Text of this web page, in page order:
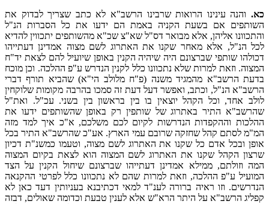
כא. והנה עינינו הרואות שרבינו הרשב"א לא כתב שצריך לבדוק את
השותפים אם בשעת הקניה באמת הם ידעו את כל הסברות הנ"ל
והתכוונו אליהן, אלא מבואר דס"ל שא"צ שכ"א מהשותפים יתכווין להדיא
לכל הנ"ל, אלא מאחר שקנו את האתרוג לשם מצוה אמדינן דעתייהו
דכולהו שותפי שברצונם היה שיהיה הקנין באופן שיועיל להם לצאת יד"ח
המצוה. וזאת למרות שלא נתכוונו כלל לקנין הנדרש ע"פ ההלכה. וכן מוכח
בדעת הרשב"א מהמגיד משנה (פ"ח מלולב הי"א) שהביא תורף דברי
הרשב"א הנ"ל, וכתב, ואפשר דעל דעת זה סמכו בהרבה מקומות שלוקחין
לולב אחד, וכל הקהל יוצאין בו בין בראשון בין בשני. עכ"ל. ואת"ל
שהרשב"א התיר באתרוג של שותפין רק באופן שהשותפים ידעו את
ההלכות וההקפדות הנדרשות לקיום לכם משלכם, א"כ איך למד מזה
המ"מ לסתם קהל שחזקה שרובם עמי הארץ. אע"כ שהרשב"א התיר בכל
אופן ובכל אדם כל שקנו את האתרוג לשם מצוה, וטעמו כמשנ"ת דכיון
שרצון הקהל שקנו את האתרוג לשם המצוה הוא לצאת בקיום המצוה
המה וזולתם, ממילא אמדינן דעתייהו שברצונם שיחול הקנין על הצד
המועיל ע"פ ההלכה, וזאת למרות שהם לא נתכוונו כלל לפרטי ההקנאה
הנדרשים. וזו ראיה ברורה לענ"ד למאי דכתיבנא בעניותין דעד כאן לא
קפליג הרשב"א על היתר הרא"ש אלא לענין טבעת וכדומה שאולים, דבזה